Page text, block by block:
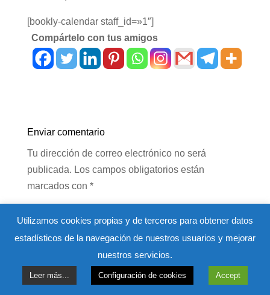
[bookly-calendar staff_id=»1″]
Compártelo con tus amigos
Enviar comentario
Tu dirección de correo electrónico no será
publicada. Los campos obligatorios están
marcados con *
Utilizamos cookies propias y de terceros para obtener datos
estadísticos de la navegación de nuestros usuarios y mejorar
nuestros servicios.
Leer más... Configuración de cookies Accept